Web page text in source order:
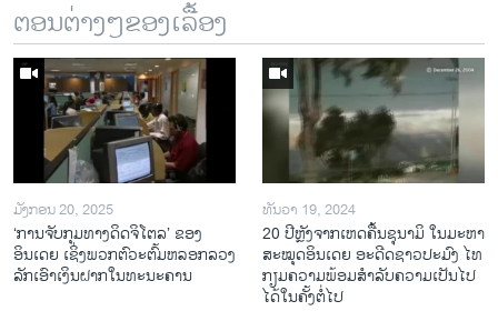
ຕອນຕ່າງໆຂອງເລື້ອງ
ມັງກອນ 20, 2025
‘ການຈັບກຸມທາງດິດຈິໂຕລ’ ຂອງ
ອິນເດຍ ເຊິ່ງພວກຕົວະຕົ້ມຫລອກລວງ
ລັກເອົາເງິນຝາກໃນທະນະຄານ
ທັນວາ 19, 2024
20 ປີຫຼັງ​ຈາກ​ເຫດ​ຄື້ນ​ຊຸ​ນາ​ມິ ໃນ​ມະ​ຫາ​
ສະ​ໝຸດ​ອິນ​ເດຍ ອະ​ດີດ​ຊາວ​ປະ​ມົງ ໄທ
ກຽມ​ຄວາມ​ພ້ອມ​ສຳ​ລັບ​ຄວາມ​ເປັນ​ໄປ​
ໄດ້​ໃນ​ຄັ້ງ​ຕໍ່​ໄປ